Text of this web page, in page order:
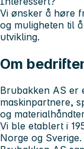
Vi ønsker å høre
og muligheten til
utvikling.
Om
Brubakken AS er
maskinpartnere,
og
Vi ble etablert i
Norge og Sverige.